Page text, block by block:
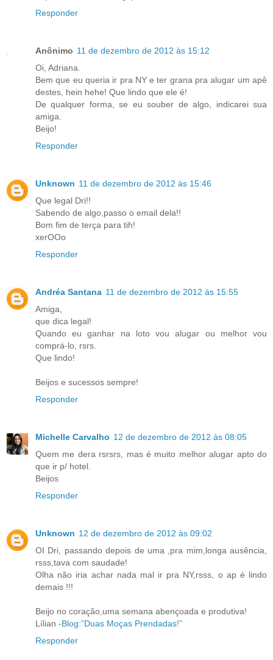
Responder
Anônimo 11 de dezembro de 2012 às 15:12
Oi, Adriana.
Bem que eu queria ir pra NY e ter grana pra alugar um apê
destes, hein hehe! Que lindo que ele é!
De qualquer forma, se eu souber de algo, indicarei sua
amiga.
Beijo!
Responder
Unknown 11 de dezembro de 2012 às 15:46
Que legal Dri!!
Sabendo de algo,passo o email dela!!
Bom fim de terça para tih!
xerOOo
Responder
Andréa Santana 11 de dezembro de 2012 às 15:55
Amiga,
que dica legal!
Quando eu ganhar na loto vou alugar ou melhor vou
comprá-lo, rsrs.
Que lindo!
Beijos e sucessos sempre!
Responder
Michelle Carvalho 12 de dezembro de 2012 às 08:05
Quem me dera rsrsrs, mas é muito melhor alugar apto do
que ir p/ hotel.
Beijos
Responder
Unknown 12 de dezembro de 2012 às 09:02
OI Dri, passando depois de uma ,pra mim,longa ausência,
rsss,tava com saudade!
Olha não iria achar nada mal ir pra NY,rsss, o ap é lindo
demais !!!
Beijo no coração,uma semana abençoada e produtiva!
Lílian -Blog:”Duas Moças Prendadas!”
Responder